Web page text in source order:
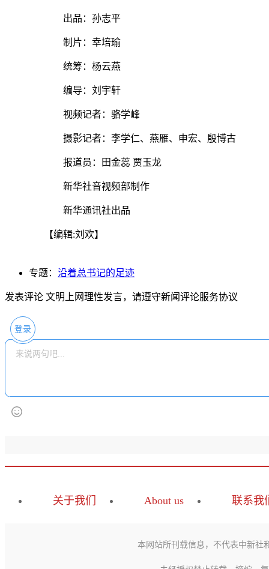
出品：孙志平
制片：幸培瑜
统筹：杨云燕
编导：刘宇轩
视频记者：骆学峰
摄影记者：李学仁、燕雁、申宏、殷博古
报道员：田金蕊 贾玉龙
新华社音视频部制作
新华通讯社出品
【编辑:刘欢】
专题： 沿着总书记的足迹
发表评论 文明上网理性发言，请遵守新闻评论服务协议
登录
关于我们 About us 联系我
本网站所刊载信息，不代表中新社